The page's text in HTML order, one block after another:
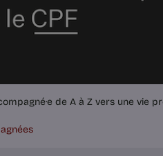
de A à Z vers une vie